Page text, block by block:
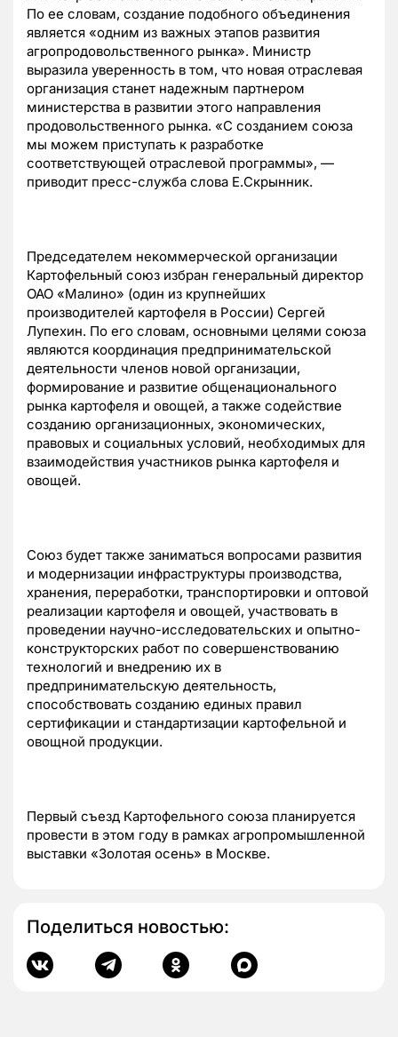
По ее словам, создание подобного объединения
является «одним из важных этапов развития
агропродовольственного рынка». Министр
выразила уверенность в том, что новая отраслевая
организация станет надежным партнером
министерства в развитии этого направления
продовольственного рынка. «С созданием союза
мы можем приступать к разработке
соответствующей отраслевой программы», —
приводит пресс-служба слова Е.Скрынник.
Председателем некоммерческой организации
Картофельный союз избран генеральный директор
ОАО «Малино» (один из крупнейших
производителей картофеля в России) Сергей
Лупехин. По его словам, основными целями союза
являются координация предпринимательской
деятельности членов новой организации,
формирование и развитие общенационального
рынка картофеля и овощей, а также содействие
созданию организационных, экономических,
правовых и социальных условий, необходимых для
взаимодействия участников рынка картофеля и
овощей.
Союз будет также заниматься вопросами развития
и модернизации инфраструктуры производства,
хранения, переработки, транспортировки и оптовой
реализации картофеля и овощей, участвовать в
проведении научно-исследовательских и опытно-
конструкторских работ по совершенствованию
технологий и внедрению их в
предпринимательскую деятельность,
способствовать созданию единых правил
сертификации и стандартизации картофельной и
овощной продукции.
Первый съезд Картофельного союза планируется
провести в этом году в рамках агропромышленной
выставки «Золотая осень» в Москве.
Поделиться новостью: